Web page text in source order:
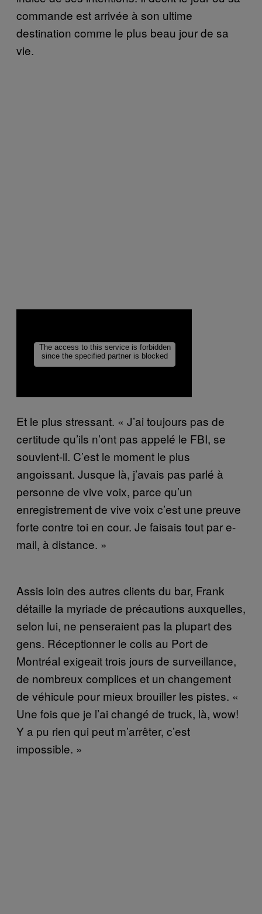
commande est arrivée à son ultime
destination comme le plus beau jour de sa
vie.
Et le plus stressant. « J’ai toujours pas de
certitude qu’ils n’ont pas appelé le FBI, se
souvient-il. C’est le moment le plus
angoissant. Jusque là, j’avais pas parlé à
personne de vive voix, parce qu’un
enregistrement de vive voix c’est une preuve
forte contre toi en cour. Je faisais tout par e-
mail, à distance. »
Assis loin des autres clients du bar, Frank
détaille la myriade de précautions auxquelles,
selon lui, ne penseraient pas la plupart des
gens. Réceptionner le colis au Port de
Montréal exigeait trois jours de surveillance,
de nombreux complices et un changement
de véhicule pour mieux brouiller les pistes. «
Une fois que je l’ai changé de truck, là, wow!
Y a pu rien qui peut m’arrêter, c’est
impossible. »